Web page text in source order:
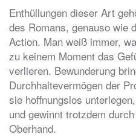
Enthüllungen dieser Art
des Romans, genauso wie
Action. Man weiß immer,
zu keinem Moment das
verlieren. Bewunderung
Durchhaltevermögen der
sie hoffnungslos
und gewinnt trotzdem
Oberhand.